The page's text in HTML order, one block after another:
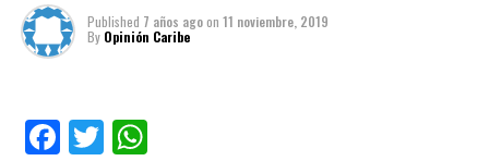
Published 7 años agoon 11 noviembre, 2019
By Opinión Caribe
Facebook
TwitterWhatsApp